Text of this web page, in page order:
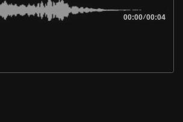
00:00/00:04